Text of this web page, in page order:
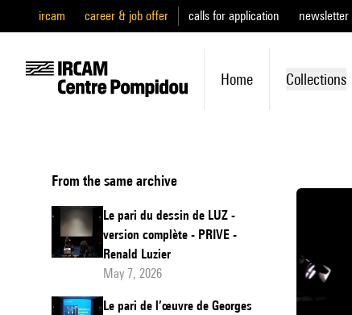
ircam career & job offer calls for application newsletter
Home Collections
From the same archive
Le pari du dessin de LUZ -
version complète - PRIVE -
Renald Luzier
May 7, 2026
Le pari de l’œuvre de Georges